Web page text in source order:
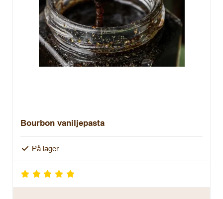
Bourbon vaniljepasta
På lager